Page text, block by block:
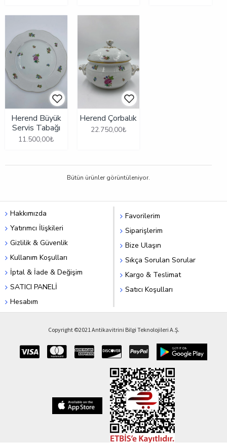
Herend Büyük
Servis Tabağı
11.500,00₺
Herend Çorbalık
22.750,00₺
Bütün ürünler görüntüleniyor.
Hakkımızda
Yatırımcı İlişkileri
Gizlilik & Güvenlik
Kullanım Koşulları
İptal & İade & Değişim
SATICI PANELİ
Hesabım
Favorilerim
Siparişlerim
Bize Ulaşın
Sıkça Sorulan Sorular
Kargo & Teslimat
Satıcı Koşulları
Copyright ©2021 Antikavitrini Bilgi Teknolojileri A.Ş.